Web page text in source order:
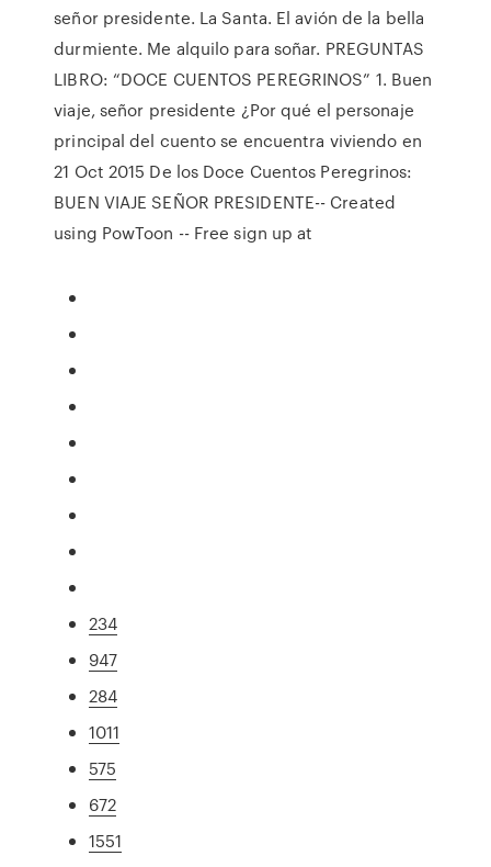
señor presidente. La Santa. El avión de la bella
durmiente. Me alquilo para soñar. PREGUNTAS
LIBRO: “DOCE CUENTOS PEREGRINOS” 1. Buen
viaje, señor presidente ¿Por qué el personaje
principal del cuento se encuentra viviendo en
21 Oct 2015 De los Doce Cuentos Peregrinos:
BUEN VIAJE SEÑOR PRESIDENTE-- Created
using PowToon -- Free sign up at
234
947
284
1011
575
672
1551